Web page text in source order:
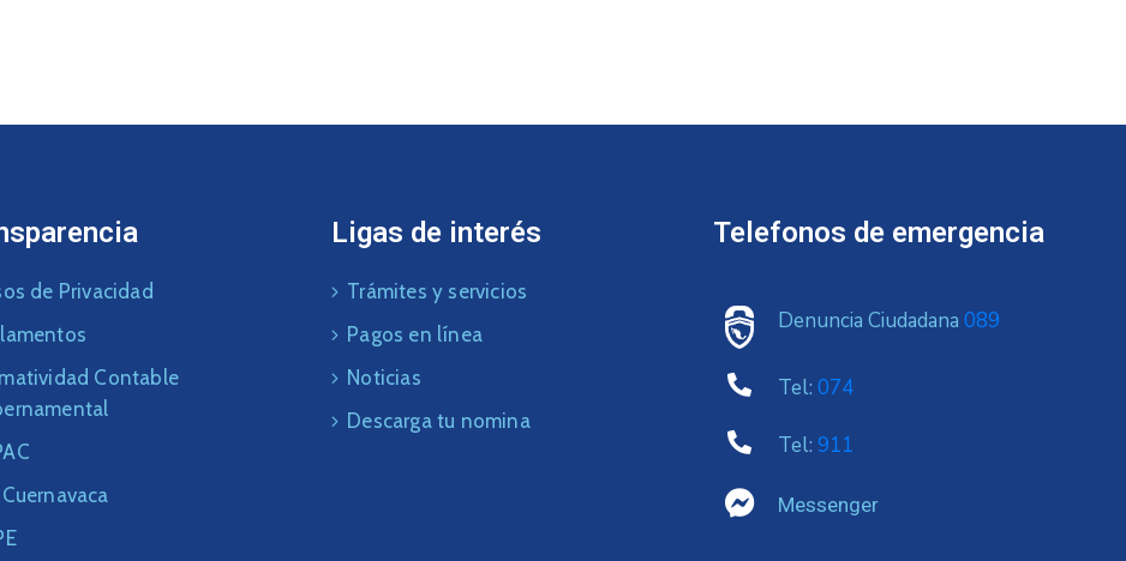
de Privacidad
Contable
Cuernavaca
Ligas de interés
Trámites y servicios
Pagos en línea
Noticias
Descarga tu nomina
Telefonos de emergencia
Denuncia Ciudadana 089
Tel: 074
Tel: 911
Messenger